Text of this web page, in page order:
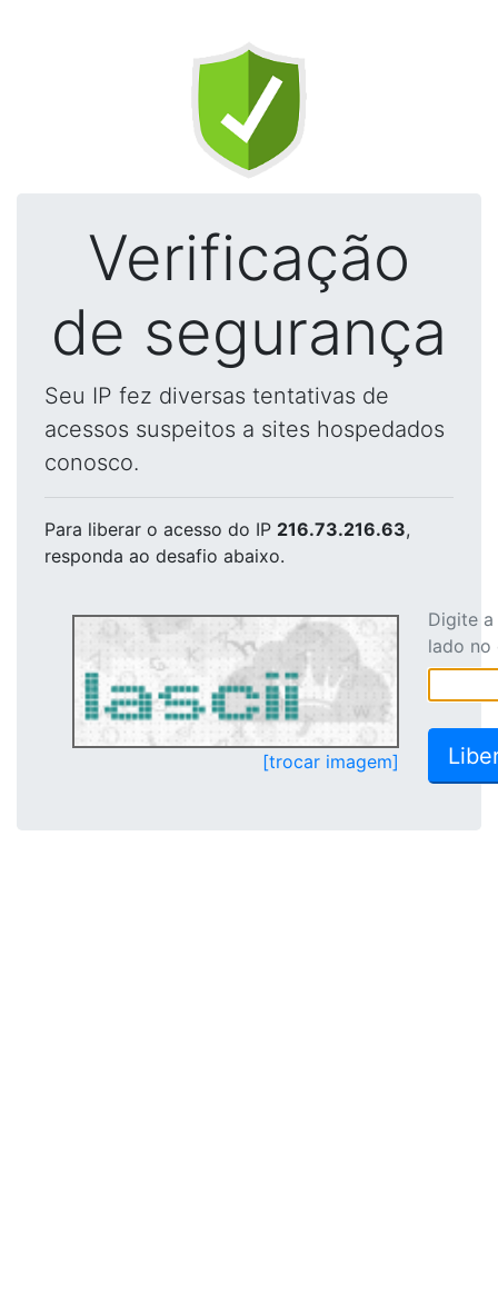
Verificação
de segurança
Seu IP fez diversas tentativas de
acessos suspeitos a sites hospedados
conosco.
Para liberar o acesso do IP 216.73.216.63,
responda ao desafio abaixo.
[trocar imagem]
Digite
lado no